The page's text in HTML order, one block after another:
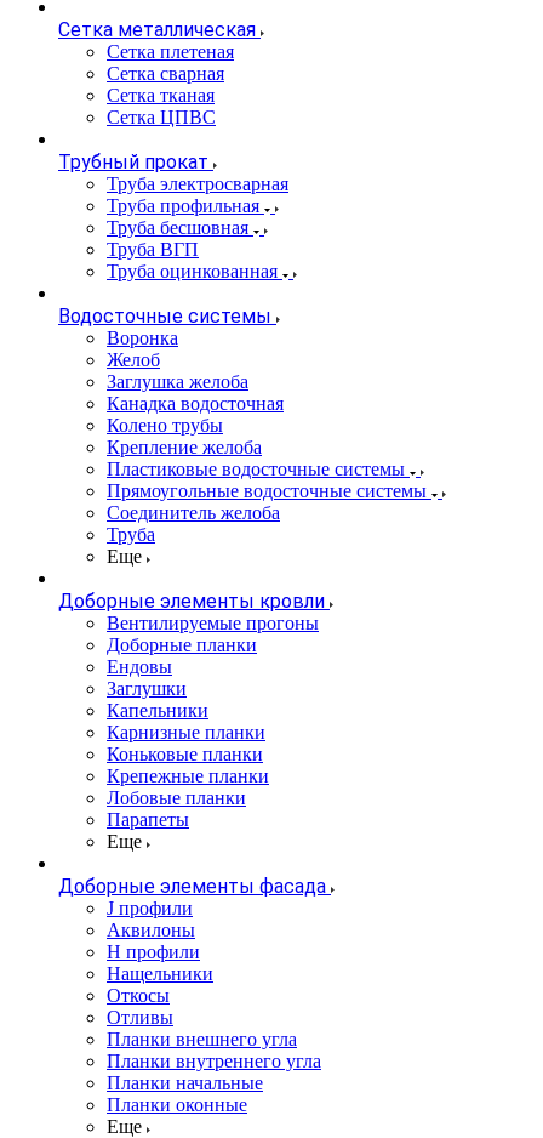
Сетка металлическая
Сетка плетеная
Сетка сварная
Сетка тканая
Сетка ЦПВС
Трубный прокат
Труба электросварная
Труба профильная
Труба бесшовная
Труба ВГП
Труба оцинкованная
Водосточные системы
Воронка
Желоб
Заглушка желоба
Канадка водосточная
Колено трубы
Крепление желоба
Пластиковые водосточные системы
Прямоугольные водосточные системы
Соединитель желоба
Труба
Еще
Доборные элементы кровли
Вентилируемые прогоны
Доборные планки
Ендовы
Заглушки
Капельники
Карнизные планки
Коньковые планки
Крепежные планки
Лобовые планки
Парапеты
Еще
Доборные элементы фасада
J профили
Аквилоны
Н профили
Нащельники
Откосы
Отливы
Планки внешнего угла
Планки внутреннего угла
Планки начальные
Планки оконные
Еще